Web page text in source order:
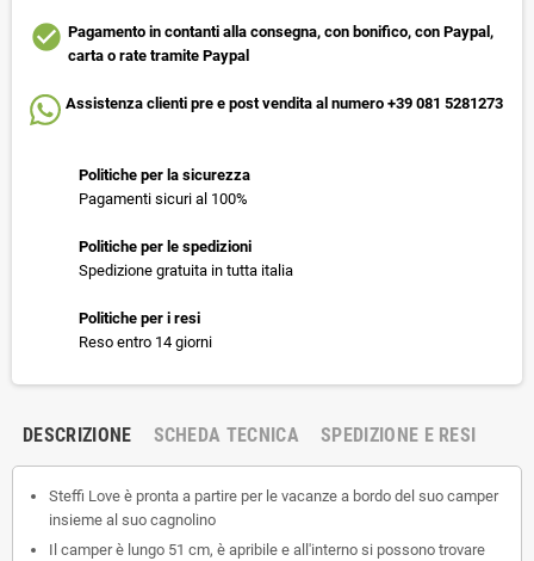
check_circle Pagamento in contanti alla consegna, con bonifico, con Paypal,
carta o rate tramite Paypal
Assistenza clienti pre e post vendita al numero +39 081 5281273
Politiche per la sicurezza
Pagamenti sicuri al 100%
Politiche per le spedizioni
Spedizione gratuita in tutta italia
Politiche per i resi
Reso entro 14 giorni
DESCRIZIONE SCHEDA TECNICA SPEDIZIONE E RESI
Steffi Love è pronta a partire per le vacanze a bordo del suo camper
insieme al suo cagnolino
Il camper è lungo 51 cm, è apribile e all'interno si possono trovare